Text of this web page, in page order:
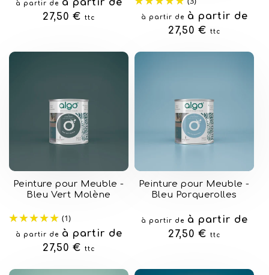
Prix
habituel
à partir de
à partir de
27,50 €
ttc
Prix
habituel
à partir de
à partir de
27,50 €
ttc
Peinture pour Meuble -
Bleu Vert Molène
(1)
Prix
habituel
à partir de
à partir de
27,50 €
ttc
Peinture pour Meuble -
Bleu Porquerolles
Prix
habituel
à partir de
à partir de
27,50 €
ttc